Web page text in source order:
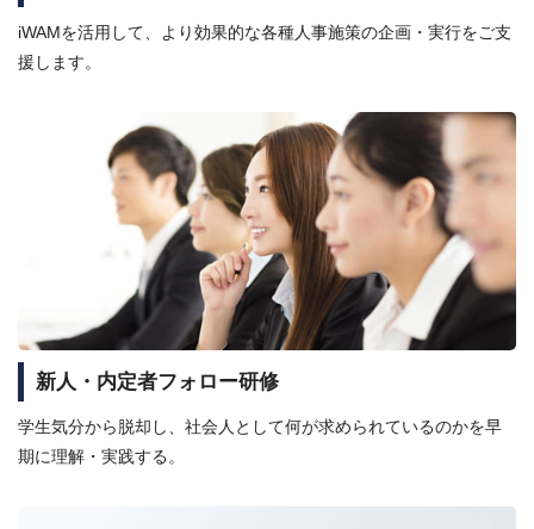
iWAMを活用して、より効果的な各種人事施策の企画・実行をご支
援します。
新人・内定者フォロー研修
学生気分から脱却し、社会人として何が求められているのかを早
期に理解・実践する。